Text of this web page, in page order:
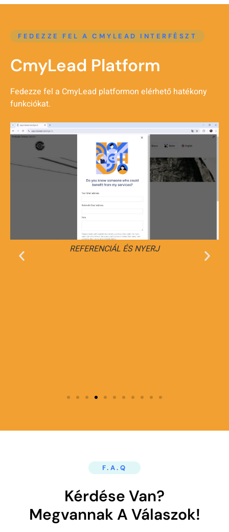
FEDEZZE FEL A CMYLEAD INTERFÉSZT
CmyLead Platform
Fedezze fel a CmyLead platformon elérhető hatékony
funkciókat.
REFERENCIÁL ÉS NYERJ
F.A.Q
Kérdése Van?
Megvannak A Válaszok!